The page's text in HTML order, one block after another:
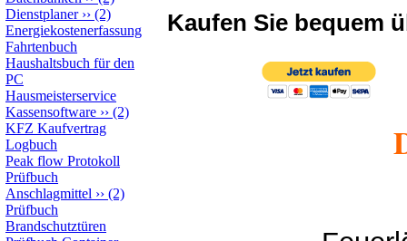
Dienstplaner›› (2)
Energiekostenerfassung
Fahrtenbuch
Haushaltsbuch für den
PC
Hausmeisterservice
Kassensoftware ›› (2)
KFZ Kaufvertrag
Logbuch
Peak flow Protokoll
Prüfbuch
Anschlagmittel ›› (2)
Prüfbuch
Brandschutztüren
Kaufen Sie bequem